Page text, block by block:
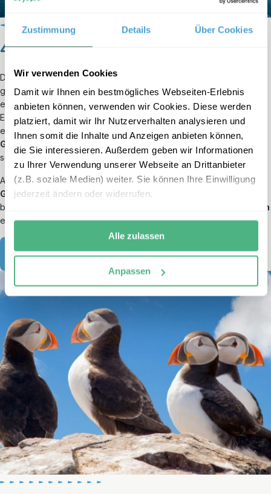
Zustimmung Details Über Cookies
Wir verwenden Cookies
Damit wir Ihnen ein bestmögliches Webseiten-Erlebnis
anbieten können, verwenden wir Cookies. Diese werden
platziert, damit wir Ihr Nutzerverhalten analysieren und
Ihnen somit die Inhalte und Anzeigen anbieten können,
die Sie interessieren. Außerdem geben wir Informationen
zu Ihrer Verwendung unserer Webseite an Drittanbieter
(z.B. soziale Medien) weiter. Sie können Ihre Einwilligung
jederzeit ändern oder widerrufen.
Alle zulassen
Anpassen
4. Ab auf den Gletscher
DerVatnajökullist der zweitgrößte Gletscher Europas – und
größer als alle Gletscher Norwegens und der Alpen zusammen. Ein
echtes Highlight! Mit Steigeisen an den Schuhen und einem
Eispickel in der Hand erkunden Sie gemeinsam mit einem
erfahrenen Guide den Gletscher. Unterwegs sehen Sie
Gletscherspalten
, folgen Schmelzwasserläufen und betreten
sogar
Eishöhlen mit leuchtend blauen Eisformationen
Am Fuß des Gletschers liegt der berühmteJökulsárlón-
Gletschersee. Hier treiben mächtige Eisschollen auf dem Wasser,
bis sie schließlich den schwarzen Sandstrand des
Diamond Beach
erreichen – ein Anblick, den Sie nicht vergessen werden.
Gletscher am Skaftafell Nationalpark